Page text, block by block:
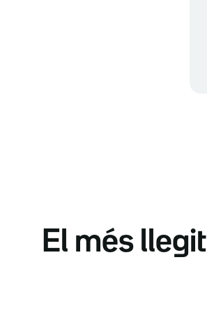
El més llegit